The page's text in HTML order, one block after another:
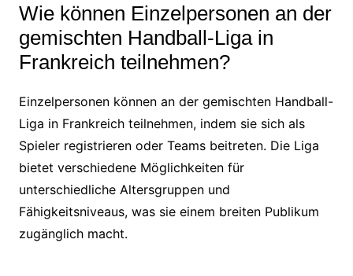
Wie können Einzelpersonen an der
gemischten Handball-Liga in
Frankreich teilnehmen?
Einzelpersonen können an der gemischten Handball-
Liga in Frankreich teilnehmen, indem sie sich als
Spieler registrieren oder Teams beitreten. Die Liga
bietet verschiedene Möglichkeiten für
unterschiedliche Altersgruppen und
Fähigkeitsniveaus, was sie einem breiten Publikum
zugänglich macht.